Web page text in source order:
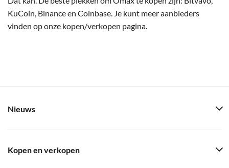
KuCoin, Binance en Coinbase. Je kunt meer aanbieders
vinden op onze kopen/verkopen pagina.
Nieuws
Kopen en verkopen